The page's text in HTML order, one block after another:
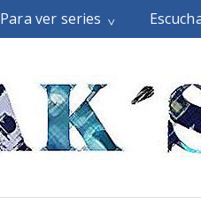
Para ver series